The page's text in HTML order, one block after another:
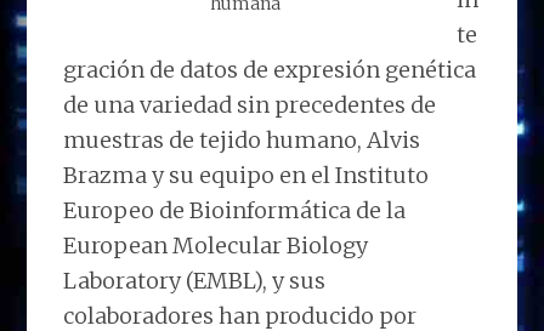
te
gración de datos de expresión genética
de una variedad sin precedentes de
muestras de tejido humano, Alvis
Brazma y su equipo en el Instituto
Europeo de Bioinformática de la
European Molecular Biology
Laboratory (EMBL), y sus
colaboradores han producido por